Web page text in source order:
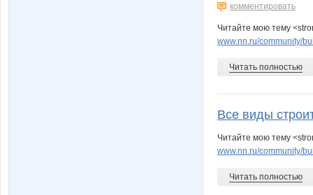
комментировать
Читайте мою тему
www.nn.ru/community/
Читать полностью
Все виды
Читайте мою тему
www.nn.ru/community/
Читать полностью